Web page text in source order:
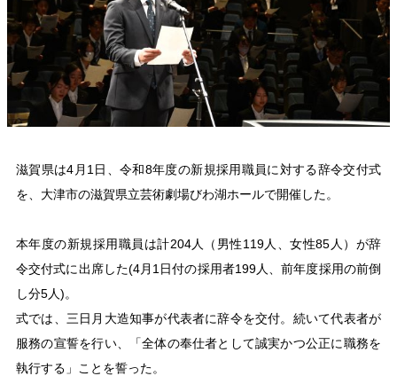
滋賀県は4月1日、令和8年度の新規採用職員に対する辞令交付式
を、大津市の滋賀県立芸術劇場びわ湖ホールで開催した。
本年度の新規採用職員は計204人（男性119人、女性85人）が辞
令交付式に出席した(4月1日付の採用者199人、前年度採用の前倒
し分5人)。
式では、三日月大造知事が代表者に辞令を交付。続いて代表者が
服務の宣誓を行い、「全体の奉仕者として誠実かつ公正に職務を
執行する」ことを誓った。